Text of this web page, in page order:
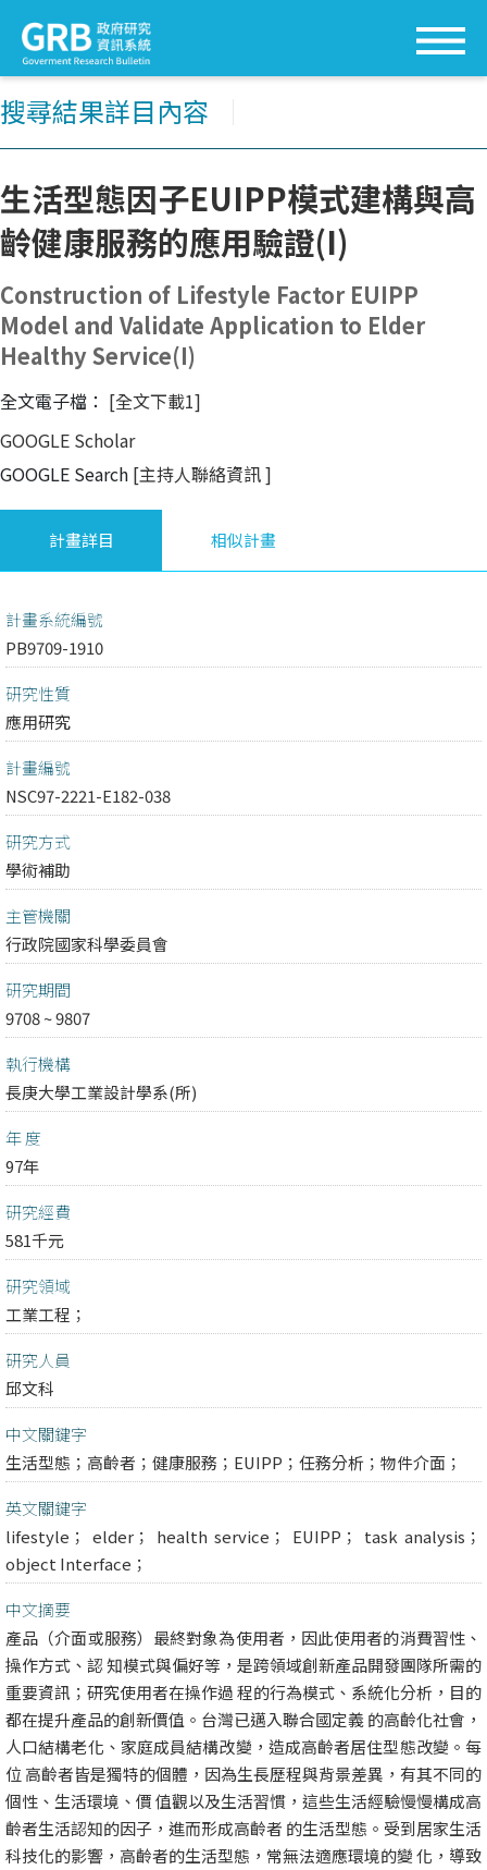
搜尋結果詳目內容
生活型態因子EUIPP模式建構與高
齡健康服務的應用驗證(I)
Construction of Lifestyle Factor EUIPP
Model and Validate Application to Elder
Healthy Service(I)
全文電子檔： [全文下載1]
GOOGLE Scholar
GOOGLE Search [主持人聯絡資訊]
計畫詳目 相似計畫
計畫系統編號
PB9709-1910
研究性質
應用研究
計畫編號
NSC97-2221-E182-038
研究方式
學術補助
主管機關
行政院國家科學委員會
研究期間
9708 ~ 9807
執行機構
長庚大學工業設計學系(所)
年 度
97年
研究經費
581千元
研究領域
工業工程；
研究人員
邱文科
中文關鍵字
生活型態；高齡者；健康服務；EUIPP；任務分析；物件介面；
英文關鍵字
lifestyle； elder； health service； EUIPP； task analysis；
object Interface；
中文摘要
產品（介面或服務）最終對象為使用者，因此使用者的消費習性、
操作方式、認 知模式與偏好等，是跨領域創新產品開發團隊所需的
重要資訊；研究使用者在操作過 程的行為模式、系統化分析，目的
都在提升產品的創新價值。台灣已邁入聯合國定義 的高齡化社會，
人口結構老化、家庭成員結構改變，造成高齡者居住型態改變。每
位 高齡者皆是獨特的個體，因為生長歷程與背景差異，有其不同的
個性、生活環境、價 值觀以及生活習慣，這些生活經驗慢慢構成高
齡者生活認知的因子，進而形成高齡者 的生活型態。受到居家生活
科技化的影響，高齡者的生活型態，常無法適應環境的變 化，導致